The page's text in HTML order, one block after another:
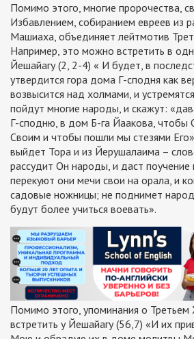
Помимо этого, многие пророчества,
Избавлением, собиранием евреев из
Машиаха, объединяет лейтмотив
Например, это можно встретить в
Йешайагу (2, 2-4) « И будет, в
утвердится гора дома Г-сподня как
возвысится над холмами, и
пойдут многие народы, и скажут:
Г-сподню, в дом Б-га Йаакова, чтобы
Своим и чтобы пошли мы стезями
выйдет Тора и из Йерушалаима –
рассудит Он народы, и даст
перекуют они мечи свои на орала, и
садовые ножницы; не поднимет
будут более учиться воевать».
Помимо этого, упоминания о
встретить у Йешайагу (56,7) «И их